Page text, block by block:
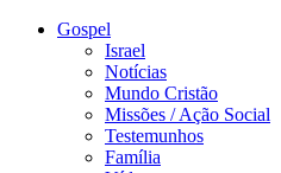
Gospel
Israel
Notícias
Mundo Cristão
Missões / Ação Social
Testemunhos
Família